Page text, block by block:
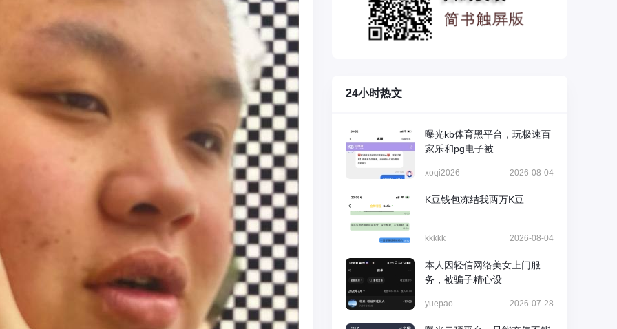
24小时热文
曝光kb体育黑平台，玩极速百
家乐和pg电子被
xoqi2026 2026-08-04
K豆钱包冻结我两万K豆
kkkkk 2026-08-04
本人因轻信网络美女上门服
务，被骗子精心设
yuepao 2026-07-28